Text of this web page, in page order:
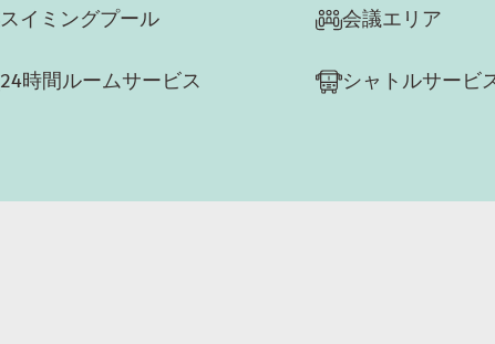
スイミングプール
会議エリア
24時間ルームサービス シャトルサービ